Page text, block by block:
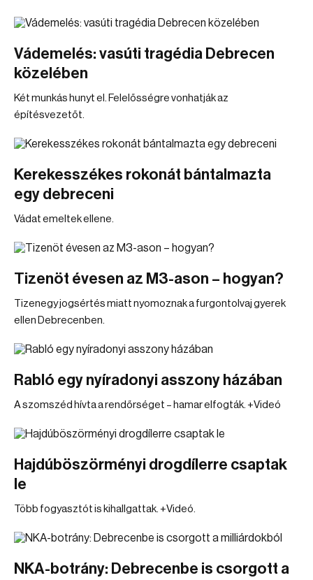
Vádemelés: vasúti tragédia Debrecen
közelében
Két munkás hunyt el. Felelősségre vonhatják az
építésvezetőt.
Kerekesszékes rokonát bántalmazta
egy debreceni
Vádat emeltek ellene.
Tizenöt évesen az M3-ason – hogyan?
Tizenegy jogsértés miatt nyomoznak a furgontolvaj gyerek
ellen Debrecenben.
Rabló egy nyíradonyi asszony házában
A szomszéd hívta a rendőrséget – hamar elfogták. +Videó
Hajdúböszörményi drogdílerre csaptak
le
Több fogyasztót is kihallgattak. +Videó.
NKA-botrány: Debrecenbe is csorgott a